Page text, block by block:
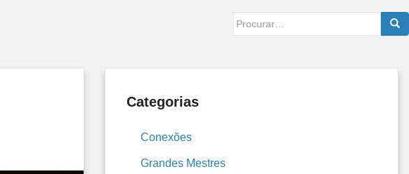
for:
Categorias
Conexões
Grandes Mestres